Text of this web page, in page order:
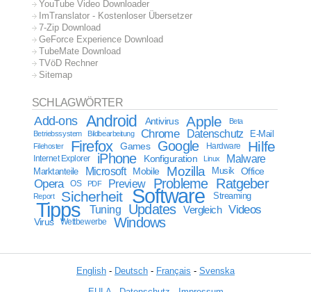
YouTube Video Downloader
ImTranslator - Kostenloser Übersetzer
7-Zip Download
GeForce Experience Download
TubeMate Download
TVöD Rechner
Sitemap
SCHLAGWÖRTER
Add-ons Android Antivirus Apple
Beta
Betriebssystem
Bildbearbeitung Chrome Datenschutz E-Mail
Filehoster Firefox Games Google Hardware Hilfe
Internet Explorer iPhone Konfiguration Linux Malware
Marktanteile Microsoft Mobile Mozilla Musik Office
Opera OS PDF Preview Probleme Ratgeber
Report Sicherheit Software Streaming
Tipps Tuning Updates Vergleich Videos
Virus Wettbewerbe Windows
English - Deutsch - Français - Svenska